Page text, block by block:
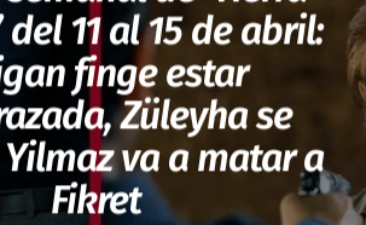
del 11 al 15 de abril:
finge estar
Züleyha se
va a matar a
Fikret